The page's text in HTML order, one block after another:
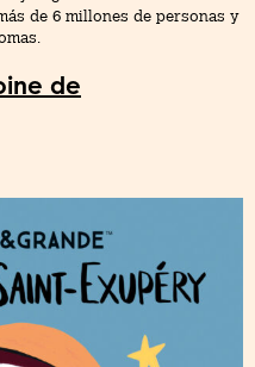
de 6 millones de personas y
de